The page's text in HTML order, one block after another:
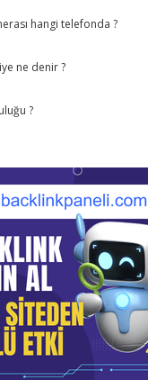
hangi telefonda ?
ne denir ?
?